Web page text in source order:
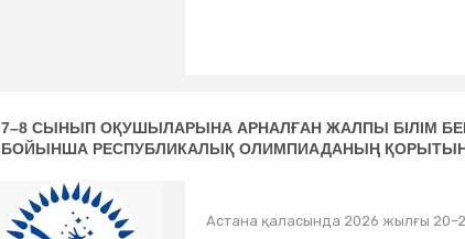
7–8 СЫНЫП ОҚУШЫЛАРЫНА АРНАЛҒАН ЖАЛПЫ БІЛІМ
БОЙЫНША РЕСПУБЛИКАЛЫҚ ОЛИМПИАДАНЫҢ
Астана қаласында 2026 жылғы